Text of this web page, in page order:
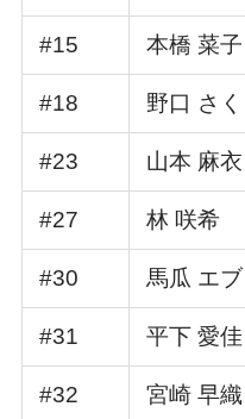
#15 本橋 菜子
#18 野口 さく
#23 山本 麻衣
#27 林 咲希
#30 馬瓜 エ
#31 平下 愛佳
#32 宮崎 早織